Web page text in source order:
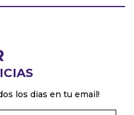
los dias en tu email!